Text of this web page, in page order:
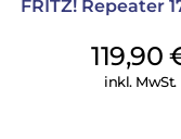
FRITZ! Repeater
119,90
inkl. MwSt.